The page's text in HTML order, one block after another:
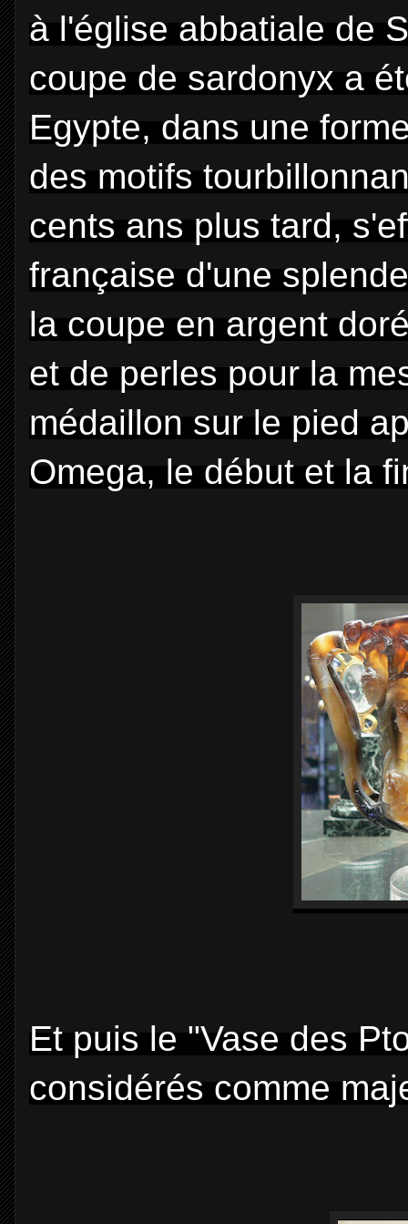
à l'église abbatiale de
coupe de sardonyx a
Egypte, dans une
des motifs
cents ans plus tard,
française d'une
la coupe en argent
et de perles pour la
médaillon sur le pied
Omega, le début et la
Et puis le "Vase des
considérés comme